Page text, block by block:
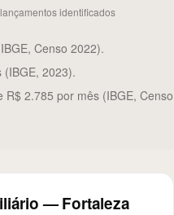
lançamentos identificados
Censo 2022).
(IBGE, 2023).
2.785 por mês (IBGE, Censo
— Fortaleza